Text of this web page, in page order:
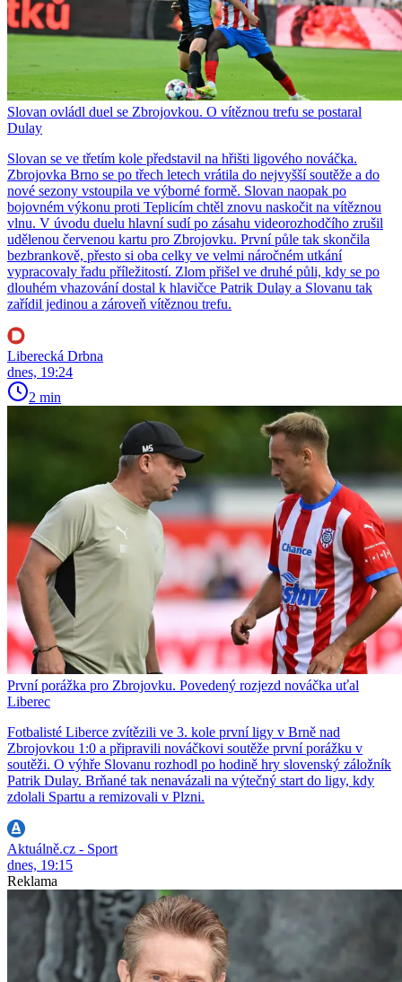
Slovan ovládl duel se Zbrojovkou. O vítěznou trefu se postaral
Dulay
Slovan se ve třetím kole představil na hřišti ligového nováčka.
Zbrojovka Brno se po třech letech vrátila do nejvyšší soutěže a do
nové sezony vstoupila ve výborné formě. Slovan naopak po
bojovném výkonu proti Teplicím chtěl znovu naskočit na vítěznou
vlnu. V úvodu duelu hlavní sudí po zásahu videorozhodčího zrušil
udělenou červenou kartu pro Zbrojovku. První půle tak skončila
bezbrankově, přesto si oba celky ve velmi náročném utkání
vypracovaly řadu příležitostí. Zlom přišel ve druhé půli, kdy se po
dlouhém vhazování dostal k hlavičce Patrik Dulay a Slovanu tak
zařídil jedinou a zároveň vítěznou trefu.
Liberecká Drbna
dnes, 19:24
2 min
První porážka pro Zbrojovku. Povedený rozjezd nováčka uťal
Liberec
Fotbalisté Liberce zvítězili ve 3. kole první ligy v Brně nad
Zbrojovkou 1:0 a připravili nováčkovi soutěže první porážku v
soutěži. O výhře Slovanu rozhodl po hodině hry slovenský záložník
Patrik Dulay. Brňané tak nenavázali na výtečný start do ligy, kdy
zdolali Spartu a remizovali v Plzni.
Aktuálně.cz - Sport
dnes, 19:15
Reklama